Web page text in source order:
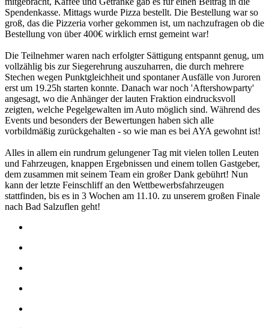
Spendenkasse. Mittags wurde Pizza bestellt. Die Bestellung war so
groß, das die Pizzeria vorher gekommen ist, um nachzufragen ob die
Bestellung von über 400€ wirklich ernst gemeint war!
Die Teilnehmer waren nach erfolgter Sättigung entspannt genug, um
vollzählig bis zur Siegerehrung auszuharren, die durch mehrere
Stechen wegen Punktgleichheit und spontaner Ausfälle von Juroren
erst um 19.25h starten konnte. Danach war noch 'Aftershowparty'
angesagt, wo die Anhänger der lauten Fraktion eindrucksvoll
zeigten, welche Pegelgewalten im Auto möglich sind. Während des
Events und besonders der Bewertungen haben sich alle
vorbildmäßig zurückgehalten - so wie man es bei AYA gewohnt ist!
Alles in allem ein rundrum gelungener Tag mit vielen tollen Leuten
und Fahrzeugen, knappen Ergebnissen und einem tollen Gastgeber,
dem zusammen mit seinem Team ein großer Dank gebührt! Nun
kann der letzte Feinschliff an den Wettbewerbsfahrzeugen
stattfinden, bis es in 3 Wochen am 11.10. zu unserem großen Finale
nach Bad Salzuflen geht!